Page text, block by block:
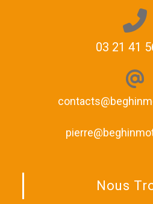
03 21 41
Nous